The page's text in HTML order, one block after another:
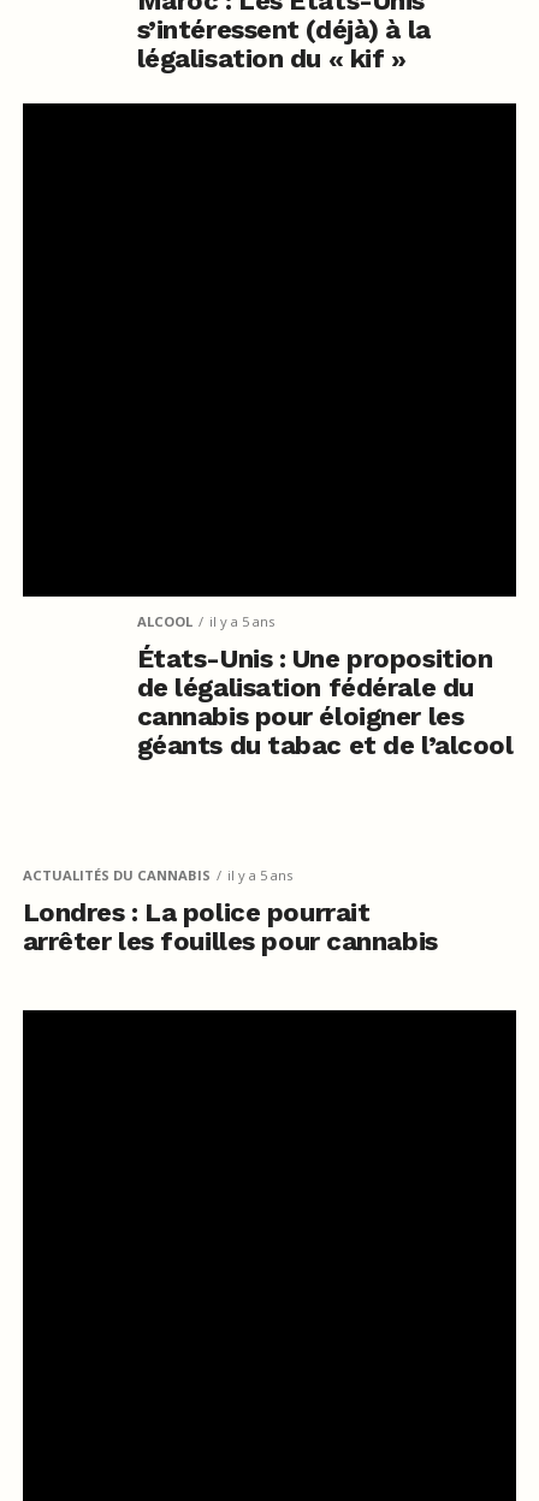
s’intéressent (déjà) à la
légalisation du « kif »
ALCOOL il y a 5 ans
États-Unis : Une proposition
de légalisation fédérale du
cannabis pour éloigner les
géants du tabac et de l’alcool
ACTUALITÉS DU CANNABIS il y a 5 ans
Londres : La police pourrait
arrêter les fouilles pour cannabis